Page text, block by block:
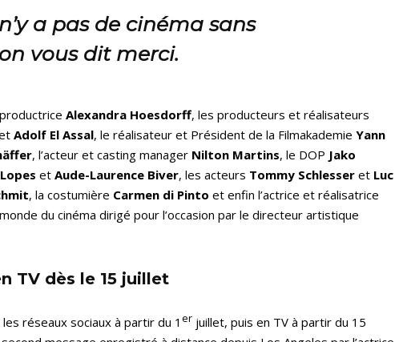
a pas de cinéma sans
vous dit merci.
Alexandra Hoesdorff, les producteurs et réalisateurs
Adolf El Assal, le réalisateur et Président de la Filmakademie Yann
, l’acteur et casting manager Nilton Martins, le DOP Jako
et Aude-Laurence Biver, les acteurs Tommy Schlesser et Luc
, la costumière Carmen di Pinto et enfin l’actrice et réalisatrice
du cinéma dirigé pour l’occasion par le directeur artistique
TV dès le 15 juillet
réseaux sociaux à partir du 1 er juillet, puis en TV à partir du 15